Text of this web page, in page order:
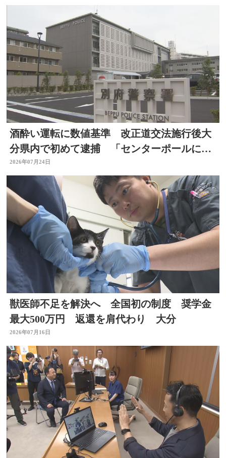
酒酔い運転に数値基準 改正道交法施行後大
分県内で初めて逮捕 「センターポールに接
触して去った」と通報
2026年07月24日
獣医師不足を解決へ 全国初の制度 奨学金
最大500万円 返還を肩代わり 大分
2026年07月16日